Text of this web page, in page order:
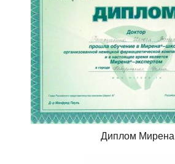
Диплом Мирена